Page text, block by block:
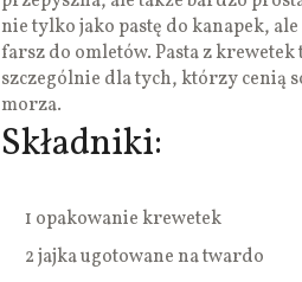
nie tylko jako pastę do kanapek,
farsz do omletów. Pasta z
szczególnie dla tych, którzy cenią
morza.
Składniki:
1 opakowanie krewetek
2 jajka ugotowane na twardo